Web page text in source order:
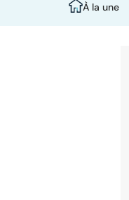
À la une